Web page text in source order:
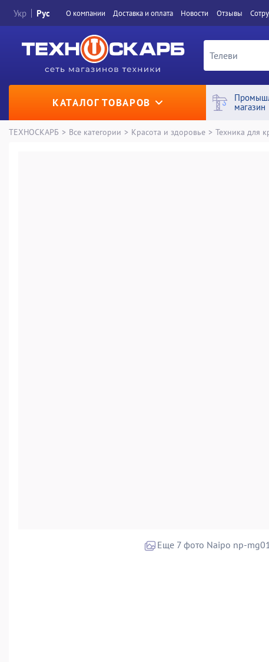
Укр Рус О компании Доставка и оплата Новости Отзывы
КАТАЛОГ ТОВАРОВ
магазин
ТЕХНОСКАРБ > Все категории > Красота и здоровье > Техника для
Еще 7 фото Naipo np-